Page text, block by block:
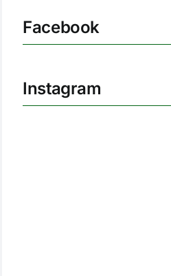
Facebook
Instagram